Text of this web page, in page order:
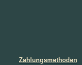
Zahlungsmethoden